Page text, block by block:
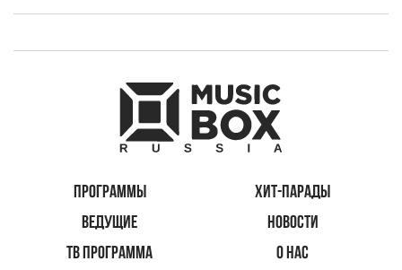
ПРОГРАММЫ
ХИТ-ПАРАДЫ
ВЕДУЩИЕ
НОВОСТИ
ТВ ПРОГРАММА
О НАС